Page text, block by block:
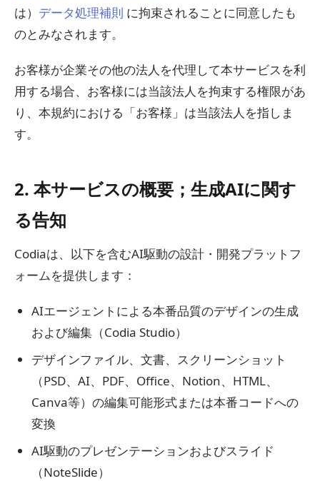
は） データ処理補則 に拘束されることに同意したも
のとみなされます。
お客様が企業その他の法人を代理して本サービスを利
用する場合、お客様には当該法人を拘束する権限があ
り、本規約における「お客様」は当該法人を指しま
す。
2. 本サービスの概要；生成AIに関す
る告知
Codiaは、以下を含むAI駆動の設計・開発プラットフ
ォームを提供します：
AIエージェントによる本番品質のデザインの生成
および編集（Codia Studio）
デザインファイル、文書、スクリーンショット
（PSD、AI、PDF、Office、Notion、HTML、
Canva等）の編集可能形式または本番コードへの
変換
AI駆動のプレゼンテーションおよびスライド
（NoteSlide）